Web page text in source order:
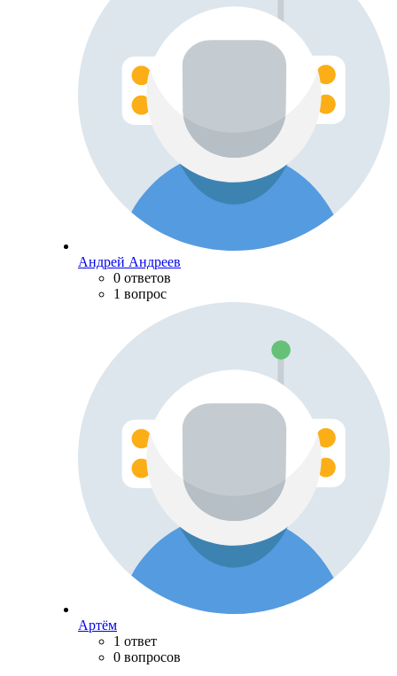
Андрей Андреев
0 ответов
1 вопрос
Артём
1 ответ
0 вопросов